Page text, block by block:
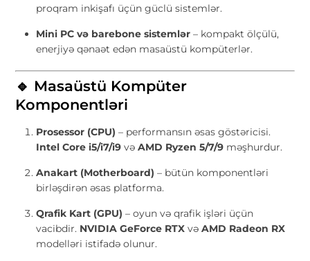
proqram inkişafı üçün güclü sistemlər.
Mini PC və barebone sistemlər – kompakt ölçülü,
enerjiyə qənaət edən masaüstü kompüterlər.
🔹 Masaüstü Kompüter
Komponentləri
Prosessor (CPU) – performansın əsas göstəricisi.
Intel Core i5/i7/i9 vəAMD Ryzen 5/7/9 məşhurdur.
Anakart (Motherboard) – bütün komponentləri
birləşdirən əsas platforma.
Qrafik Kart (GPU) – oyun və qrafik işləri üçün
vacibdir. NVIDIA GeForce RTX vəAMD Radeon RX
modelləri istifadə olunur.